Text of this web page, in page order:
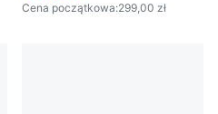
Cena początkowa:299,00 zł